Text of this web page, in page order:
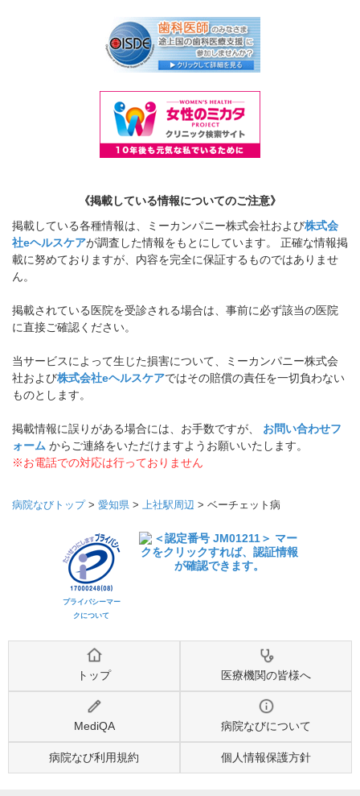
《掲載している情報についてのご注意》
掲載している各種情報は、ミーカンパニー株式会社および株式会
社eヘルスケアが調査した情報をもとにしています。 正確な情報掲
載に努めておりますが、内容を完全に保証するものではありませ
ん。
掲載されている医院を受診される場合は、事前に必ず該当の医院
に直接ご確認ください。
当サービスによって生じた損害について、ミーカンパニー株式会
社および株式会社eヘルスケアではその賠償の責任を一切負わない
ものとします。
掲載情報に誤りがある場合には、お手数ですが、 お問い合わせフ
ォーム からご連絡をいただけますようお願いいたします。
※お電話での対応は行っておりません
病院なびトップ> 愛知県 > 上社駅周辺 > ベーチェット病
プライバシーマー
クについて
トップ 医療機関の皆様へ
MediQA 病院なびについて
病院なび利用規約 個人情報保護方針